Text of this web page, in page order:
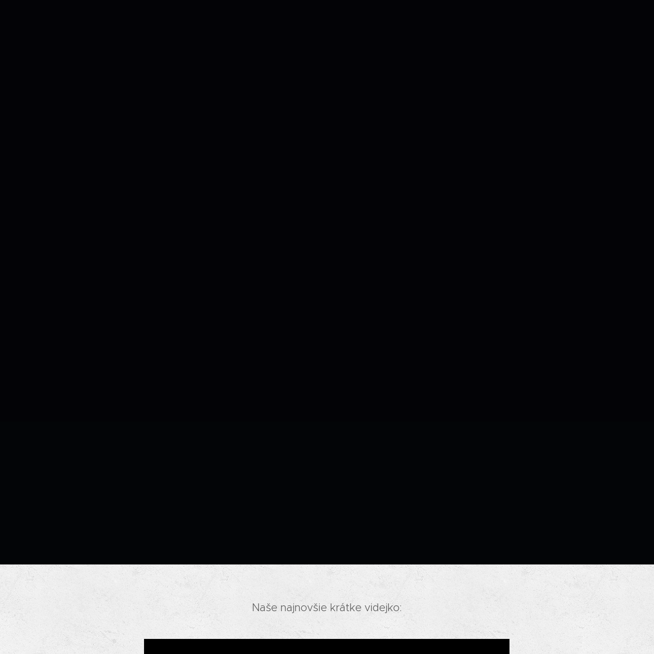
Naše najnovšie krátke videjko: